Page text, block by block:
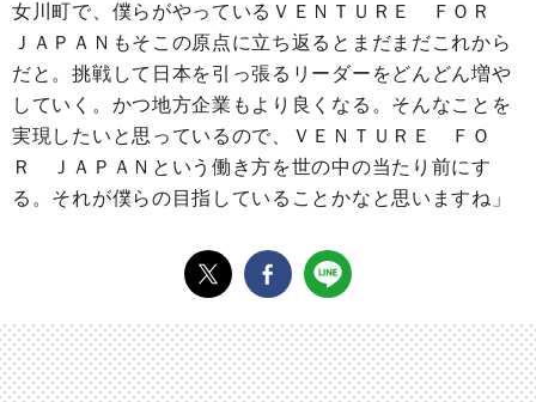
女川町で、僕らがやっているＶＥＮＴＵＲＥ ＦＯＲ
ＪＡＰＡＮもそこの原点に立ち返るとまだまだこれから
だと。挑戦して日本を引っ張るリーダーをどんどん増や
していく。かつ地方企業もより良くなる。そんなことを
実現したいと思っているので、ＶＥＮＴＵＲＥ ＦＯ
Ｒ ＪＡＰＡＮという働き方を世の中の当たり前にす
る。それが僕らの目指していることかなと思いますね」